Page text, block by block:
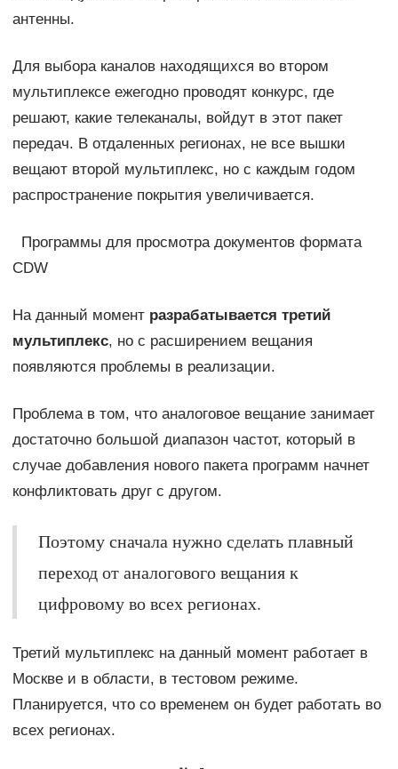
антенны.
Для выбора каналов находящихся во втором
мультиплексе ежегодно проводят конкурс, где
решают, какие телеканалы, войдут в этот пакет
передач. В отдаленных регионах, не все вышки
вещают второй мультиплекс, но с каждым годом
распространение покрытия увеличивается.
Программы для просмотра документов формата
CDW
На данный момент разрабатывается третий
мультиплекс, но с расширением вещания
появляются проблемы в реализации.
Проблема в том, что аналоговое вещание занимает
достаточно большой диапазон частот, который в
случае добавления нового пакета программ начнет
конфликтовать друг с другом.
Поэтому сначала нужно сделать плавный
переход от аналогового вещания к
цифровому во всех регионах.
Третий мультиплекс на данный момент работает в
Москве и в области, в тестовом режиме.
Планируется, что со временем он будет работать во
всех регионах.